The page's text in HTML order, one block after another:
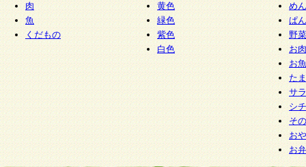
肉
魚
くだもの
黄色
緑色
紫色
白色
めん
ぱん
野
お
お
た
サ
シ
そ
お
お